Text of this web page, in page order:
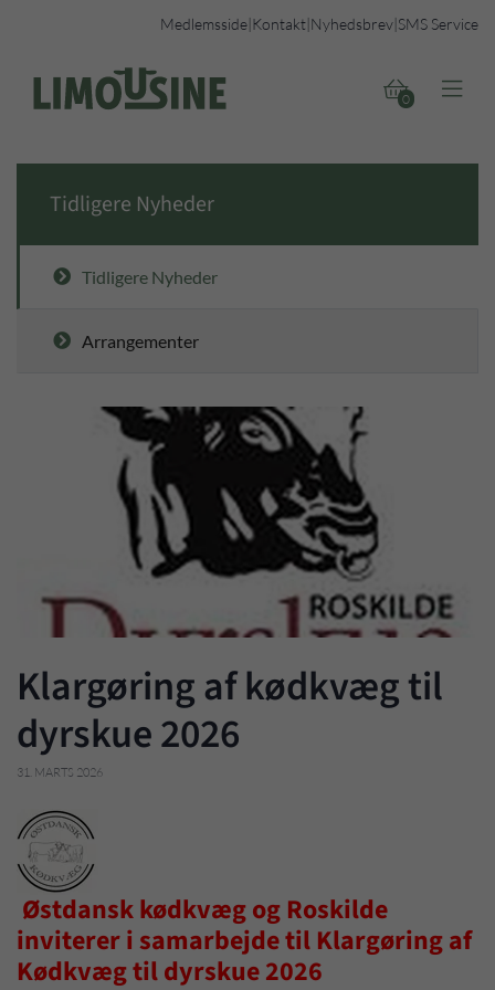
Medlemsside|Kontakt|Nyhedsbrev|SMS Service


0
Tidligere Nyheder
Tidligere Nyheder
Arrangementer
Klargøring af kødkvæg til
dyrskue 2026
31. MARTS 2026
Østdansk kødkvæg og Roskilde
inviterer i samarbejde til Klargøring af
Kødkvæg til dyrskue 2026